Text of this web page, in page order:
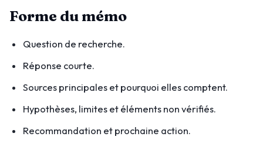
Forme du mémo
Question de recherche.
Réponse courte.
Sources principales et pourquoi elles comptent.
Hypothèses, limites et éléments non vérifiés.
Recommandation et prochaine action.